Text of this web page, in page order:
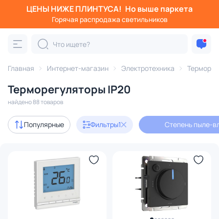
ЦЕНЫ НИЖЕ ПЛИНТУСА! Но выше паркета
Горячая распродажа светильников
Главная Интернет-магазин Электротехника
Терморегуляторы IP20
найдено 88 товаров
Популярные Фильтры1 Степень пыле-
Фильтры
Категория:
Розетки Рамки Выключатели
с 3D-моделями
Доставка